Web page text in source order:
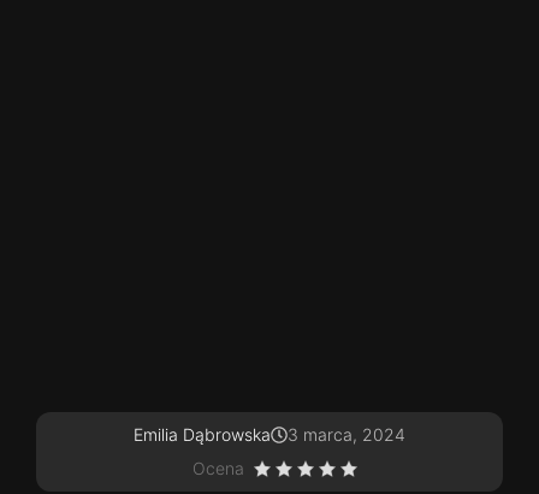
Emilia Dąbrowska
3 marca, 2024
Ocena